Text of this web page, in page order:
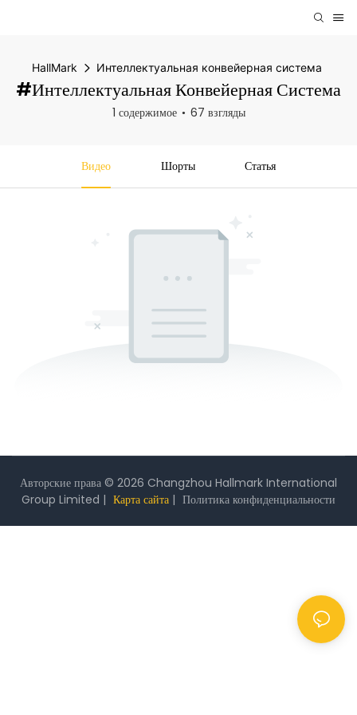
HallMark Интеллектуальная конвейерная система
#Интеллектуальная Конвейерная Система
1 содержимое 67 взгляды
Видео Шорты Статья
Авторские права © 2026 Changzhou Hallmark International
Group Limited | Карта сайта | Политика конфиденциальности